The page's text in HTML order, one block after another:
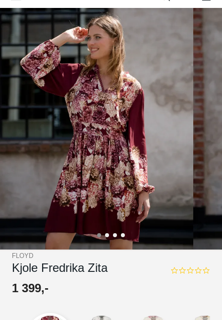
FLOYD
Kjole Fredrika Zita
0.0
1 399,-